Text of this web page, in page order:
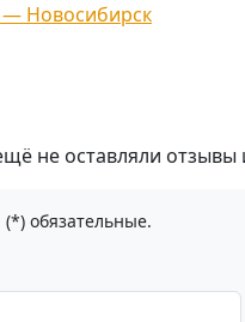
Новосибирск
не оставляли
(*) обязательные.